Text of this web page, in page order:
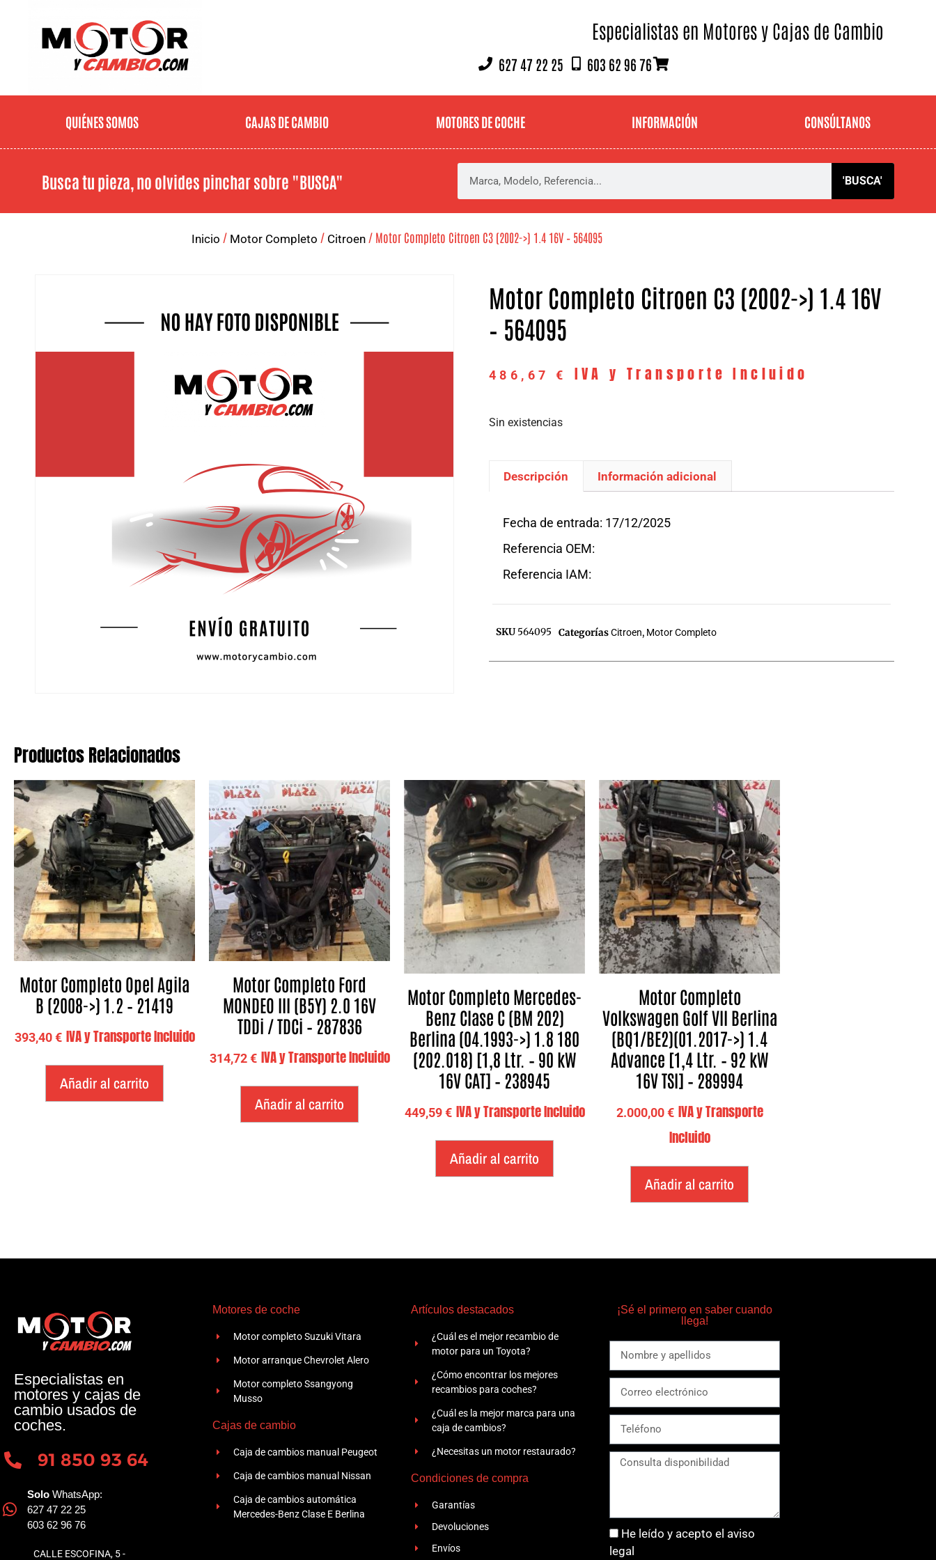
Especialistas en Motores y Cajas de Cambio
627 47 22 25 603 62 96 76
QUIÉNES SOMOS CAJAS DE CAMBIO MOTORES DE COCHE INFORMACIÓN CONSÚLTANOS
Busca tu pieza, no olvides pinchar sobre "BUSCA" 'BUSCA'
Inicio / Motor Completo / Citroen / Motor Completo Citroen C3 (2002->) 1.4 16V – 564095
Motor Completo Citroen C3 (2002->) 1.4 16V
– 564095
486,67 € IVA y Transporte Incluido
Sin existencias
Descripción Información adicional
Fecha de entrada: 17/12/2025
Referencia OEM:
Referencia IAM:
SKU 564095 CategoríasCitroen, Motor Completo
Productos Relacionados
Motor Completo Opel Agila
B (2008->) 1.2 – 21419
393,40€ IVA y Transporte Incluido
Añadir al carrito
Motor Completo Ford
MONDEO III (B5Y) 2.0 16V
TDDi / TDCi – 287836
314,72€ IVA y Transporte Incluido
Añadir al carrito
Motor Completo Mercedes-
Benz Clase C (BM 202)
Berlina (04.1993->) 1.8 180
(202.018) [1,8 Ltr. – 90 kW
16V CAT] – 238945
449,59€ IVA y Transporte Incluido
Añadir al carrito
Motor Completo
Volkswagen Golf VII Berlina
(BQ1/BE2)(01.2017->) 1.4
Advance [1,4 Ltr. – 92 kW
16V TSI] – 289994
2.000,00€ IVA y Transporte
Incluido
Añadir al carrito
Especialistas en
motores y cajas de
cambio usados de
coches.
91 850 93 64
Solo WhatsApp:
627 47 22 25
603 62 96 76
CALLE ESCOFINA, 5 -
Motores de coche
Motor completo Suzuki Vitara
Motor arranque Chevrolet Alero
Motor completo Ssangyong
Musso
Cajas de cambio
Caja de cambios manual Peugeot
Caja de cambios manual Nissan
Caja de cambios automática
Mercedes-Benz Clase E Berlina
Artículos destacados
¿Cuál es el mejor recambio de
motor para un Toyota?
¿Cómo encontrar los mejores
recambios para coches?
¿Cuál es la mejor marca para una
caja de cambios?
¿Necesitas un motor restaurado?
Condiciones de compra
Garantías
Devoluciones
Envíos
¡Sé el primero en saber cuando
llega!
He leído y acepto el aviso
legal